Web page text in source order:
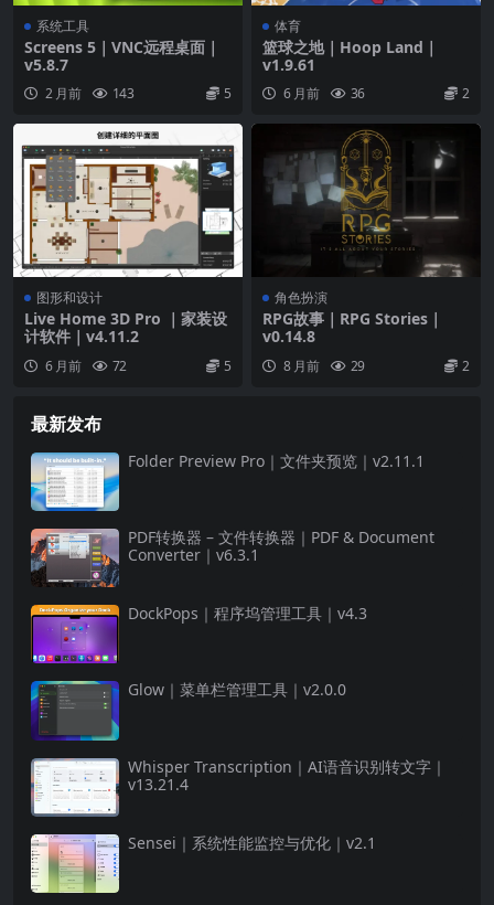
系统工具
Screens 5｜VNC远程桌面｜
v5.8.7
2 月前 143 5
体育
篮球之地｜Hoop Land｜
v1.9.61
6 月前 36 2
图形和设计
Live Home 3D Pro ｜家装设
计软件｜v4.11.2
6 月前 72 5
角色扮演
RPG故事｜RPG Stories｜
v0.14.8
8 月前 29 2
最新发布
Folder Preview Pro｜文件夹预览｜v2.11.1
PDF转换器 – 文件转换器｜PDF & Document
Converter｜v6.3.1
DockPops｜程序坞管理工具｜v4.3
Glow｜菜单栏管理工具｜v2.0.0
Whisper Transcription｜AI语音识别转文字｜
v13.21.4
Sensei｜系统性能监控与优化｜v2.1